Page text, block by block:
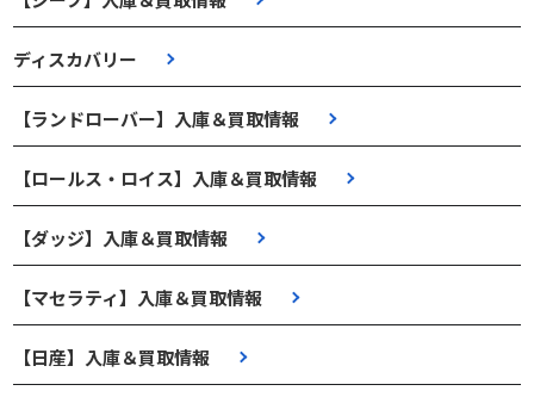
ディスカバリー
【ランドローバー】入庫＆買取情報
【ロールス・ロイス】入庫＆買取情報
【ダッジ】入庫＆買取情報
【マセラティ】入庫＆買取情報
【日産】入庫＆買取情報